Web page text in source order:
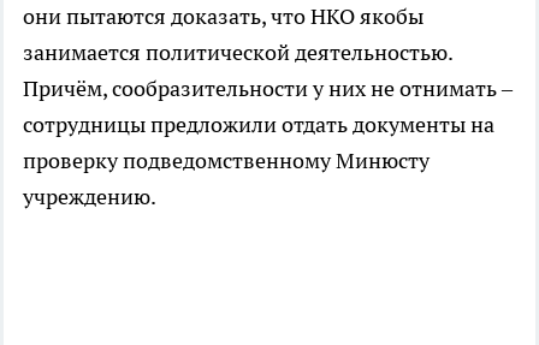
они пытаются доказать, что НКО якобы
занимается политической деятельностью.
Причём, сообразительности у них не отнимать –
сотрудницы предложили отдать документы на
проверку подведомственному Минюсту
учреждению.